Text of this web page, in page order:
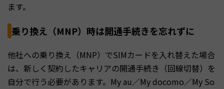
ます。
乗り換え（MNP）時は開通手続きを忘れずに
他社への乗り換え（MNP）でSIMカードを入れ替えた場合
は、新しく契約したキャリアの開通手続き（回線切替）を
自分で行う必要があります。My au／My docomo／My So